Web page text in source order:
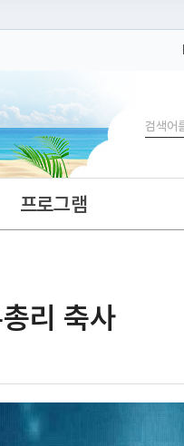
인해 보세요
검색
프로그램
리 축사